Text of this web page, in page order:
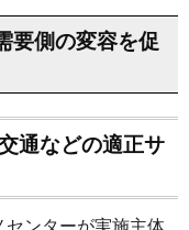
要側の変容を促
通などの適正サ